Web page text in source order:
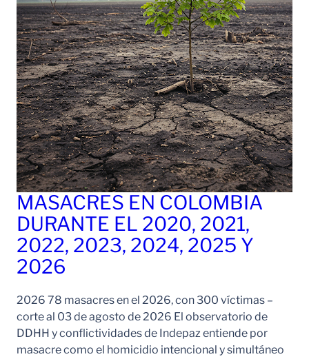
MASACRES EN COLOMBIA
DURANTE EL 2020, 2021,
2022, 2023, 2024, 2025 Y
2026
2026 78 masacres en el 2026, con 300 víctimas –
corte al 03 de agosto de 2026 El observatorio de
DDHH y conflictividades de Indepaz entiende por
masacre como el homicidio intencional y simultáneo